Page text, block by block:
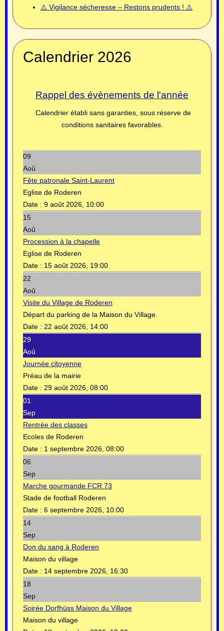
⚠️ Vigilance sécheresse – Restons prudents ! ⚠️
Calendrier 2026
Rappel des évènements de l'année
Calendrier établi sans garanties, sous réserve de
conditions sanitaires favorables.
09
Aoû
Fête patronale Saint-Laurent
Eglise de Roderen
Date : 9 août 2026, 10:00
15
Aoû
Procession à la chapelle
Eglise de Roderen
Date : 15 août 2026, 19:00
22
Aoû
Visite du Village de Roderen
Départ du parking de la Maison du Village.
Date : 22 août 2026, 14:00
29
Aoû
Journée citoyenne
Préau de la mairie
Date : 29 août 2026, 08:00
01
Sep
Rentrée des classes
Ecoles de Roderen
Date : 1 septembre 2026, 08:00
06
Sep
Marche gourmande FCR 73
Stade de football Roderen
Date : 6 septembre 2026, 10:00
14
Sep
Don du sang à Roderen
Maison du village
Date : 14 septembre 2026, 16:30
18
Sep
Soirée Dorfhüss Maison du Village
Maison du village